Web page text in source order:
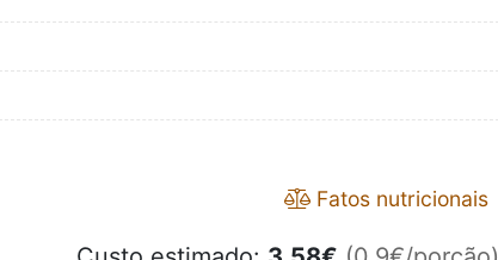
Fatos nutricionais